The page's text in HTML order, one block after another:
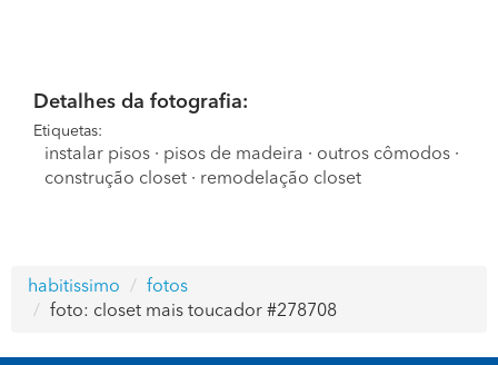
Detalhes da fotografia:
Etiquetas:
instalar pisos · pisos de madeira · outros cômodos ·
construção closet · remodelação closet
habitissimo
fotos
foto: closet mais toucador #278708